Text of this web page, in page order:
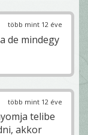
több mint 12 éve
de mindegy
több mint 12 éve
telibe
akkor